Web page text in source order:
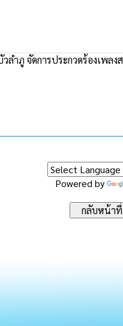
ลำภู จัดการประกวดร้องเพล
Powered by